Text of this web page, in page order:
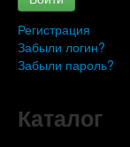
Регистрация
Забыли логин?
Забыли пароль?
Каталог